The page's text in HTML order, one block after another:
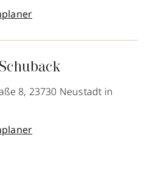
8, 23730 Neustadt in